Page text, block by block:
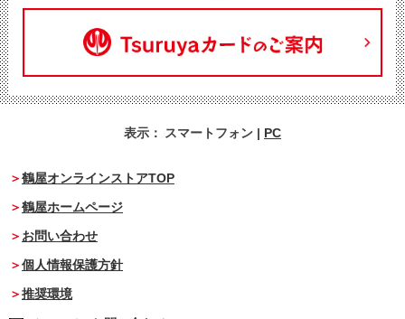
表示： スマートフォン | PC
鶴屋オンラインストアTOP
鶴屋ホームページ
お問い合わせ
個人情報保護方針
推奨環境